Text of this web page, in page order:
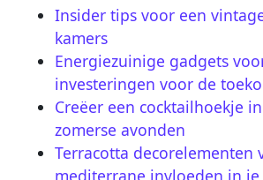
Insider tips voor een
kamers
Energiezuinige gadgets
investeringen voor de
Creëer een cocktailhoekje
zomerse avonden
Terracotta decorelementen